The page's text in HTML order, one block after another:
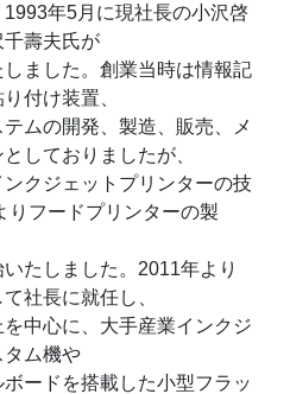
年5月に現社長の小沢啓
壽夫氏が
ました。創業当時は情報記
付け装置、
ムの開発、製造、販売、メ
しておりましたが、
クジェットプリンターの技
りフードプリンターの製
たしました。2011年より
社長に就任し、
中心に、大手産業インクジ
タム機や
ードを搭載した小型フラッ